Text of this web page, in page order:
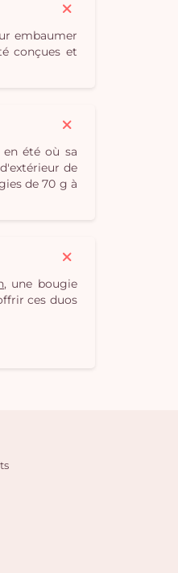
embaumer
conçues et
été où sa
de
de 70 g à
, une bougie
ces duos